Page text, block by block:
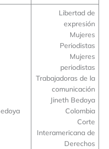
Libertad de
expresión
Mujeres
Periodistas
Mujeres
periodistas
Trabajadoras de la
comunicación
Jineth Bedoya
Colombia
Corte
Interamericana de
Derechos